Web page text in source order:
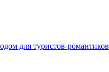
для туристов-романтиков